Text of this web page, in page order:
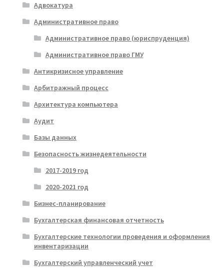
Адвокатура
Административное право
Административное право (юриспруденция)
Административное право ГМУ
Антикризисное управление
Арбитражный процесс
Архитектура компьютера
Аудит
Базы данных
Безопасность жизнедеятельности
2017-2019 год
2020-2021 год
Бизнес-планирование
Бухгалтерская финансовая отчетность
Бухгалтерские технологии проведения и оформления
инвентаризации
Бухгалтерский управленческий учет